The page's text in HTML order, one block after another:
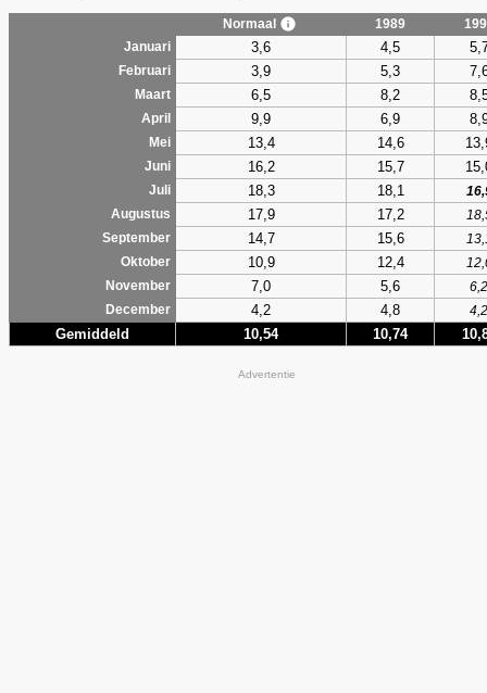
Normaal 1989
Januari
3,6 4,5
Februari 3,9 5,3
Maart 6,5 8,2
April 9,9 6,9
Mei 13,4 14,6
Juni 16,2 15,7
Juli 18,3 18,1
Augustus
17,9 17,2
September
14,7 15,6
Oktober
10,9 12,4
November
7,0 5,6
6,2
December
4,2 4,8 4,2
Gemiddeld 10,54 10,74
Advertentie